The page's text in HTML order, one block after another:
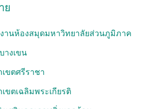
ย
งานห้องสมุดมหาวิทยาลัยส่วนภูมิภาค
างเขน
ขตศรีราชา
ขตเฉลิมพระเกียรติ